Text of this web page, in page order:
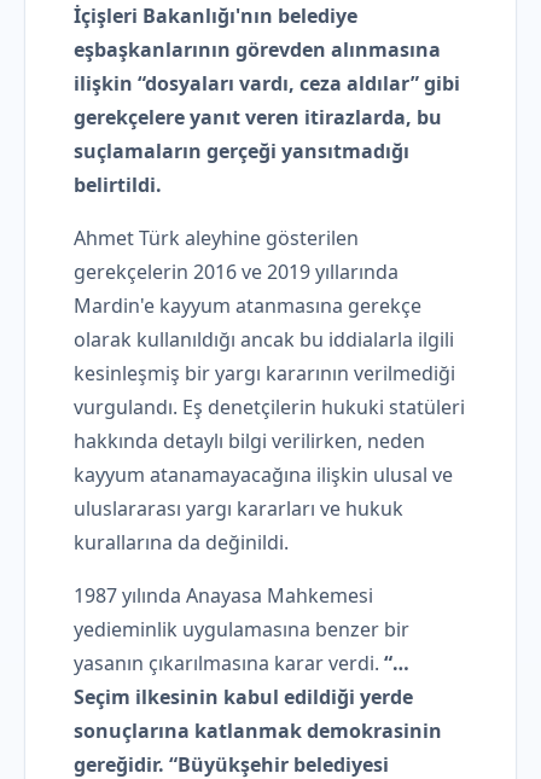
İçişleri Bakanlığı'nın belediye
eşbaşkanlarının görevden alınmasına
ilişkin “dosyaları vardı, ceza aldılar” gibi
gerekçelere yanıt veren itirazlarda, bu
suçlamaların gerçeği yansıtmadığı
belirtildi.
Ahmet Türk aleyhine gösterilen
gerekçelerin 2016 ve 2019 yıllarında
Mardin'e kayyum atanmasına gerekçe
olarak kullanıldığı ancak bu iddialarla ilgili
kesinleşmiş bir yargı kararının verilmediği
vurgulandı. Eş denetçilerin hukuki statüleri
hakkında detaylı bilgi verilirken, neden
kayyum atanamayacağına ilişkin ulusal ve
uluslararası yargı kararları ve hukuk
kurallarına da değinildi.
1987 yılında Anayasa Mahkemesi
yedieminlik uygulamasına benzer bir
yasanın çıkarılmasına karar verdi. “…
Seçim ilkesinin kabul edildiği yerde
sonuçlarına katlanmak demokrasinin
gereğidir. “Büyükşehir belediyesi